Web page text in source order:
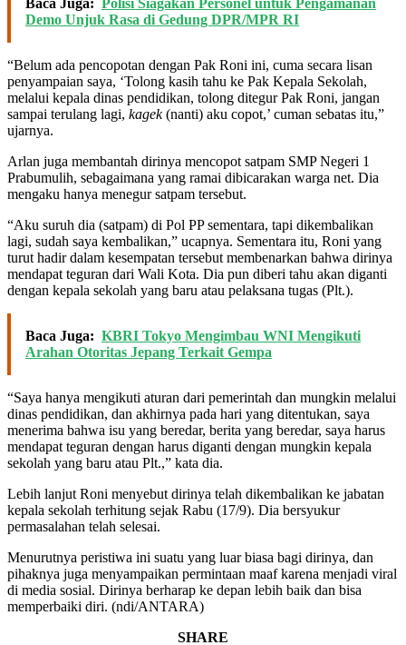
Demo Unjuk Rasa di Gedung DPR/MPR RI
“Belum ada pencopotan dengan Pak Roni ini, cuma secara lisan
penyampaian saya, ‘Tolong kasih tahu ke Pak Kepala Sekolah,
melalui kepala dinas pendidikan, tolong ditegur Pak Roni, jangan
sampai terulang lagi, kagek(nanti) aku copot,’ cuman sebatas itu,”
ujarnya.
Arlan juga membantah dirinya mencopot satpam SMP Negeri 1
Prabumulih, sebagaimana yang ramai dibicarakan warga net. Dia
mengaku hanya menegur satpam tersebut.
“Aku suruh dia (satpam) di Pol PP sementara, tapi dikembalikan
lagi, sudah saya kembalikan,” ucapnya. Sementara itu, Roni yang
turut hadir dalam kesempatan tersebut membenarkan bahwa dirinya
mendapat teguran dari Wali Kota. Dia pun diberi tahu akan diganti
dengan kepala sekolah yang baru atau pelaksana tugas (Plt.).
Baca Juga: KBRI Tokyo Mengimbau WNI Mengikuti
Arahan Otoritas Jepang Terkait Gempa
“Saya hanya mengikuti aturan dari pemerintah dan mungkin melalui
dinas pendidikan, dan akhirnya pada hari yang ditentukan, saya
menerima bahwa isu yang beredar, berita yang beredar, saya harus
mendapat teguran dengan harus diganti dengan mungkin kepala
sekolah yang baru atau Plt.,” kata dia.
Lebih lanjut Roni menyebut dirinya telah dikembalikan ke jabatan
kepala sekolah terhitung sejak Rabu (17/9). Dia bersyukur
permasalahan telah selesai.
Menurutnya peristiwa ini suatu yang luar biasa bagi dirinya, dan
pihaknya juga menyampaikan permintaan maaf karena menjadi viral
di media sosial. Dirinya berharap ke depan lebih baik dan bisa
memperbaiki diri. (ndi/ANTARA)
SHARE